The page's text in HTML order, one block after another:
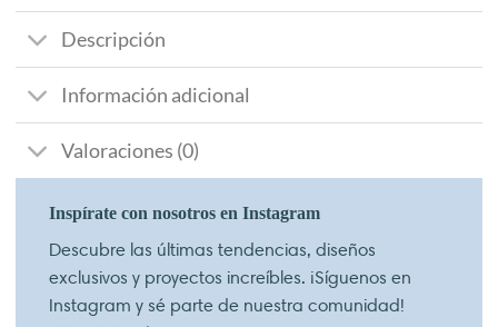
Descripción
Información adicional
Valoraciones (0)
Inspírate con nosotros en Instagram
Descubre las últimas tendencias, diseños
exclusivos y proyectos increíbles. ¡Síguenos en
Instagram y sé parte de nuestra comunidad!